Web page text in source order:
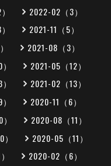
2022-02（3）
2021-11（5）
2021-08（3）
2021-05（12）
2021-02（13）
2020-11（6）
2020-08（11）
2020-05（11）
2020-02（6）